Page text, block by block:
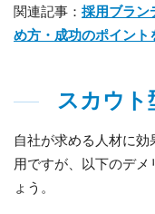
関連記事： 採用ブラン
め方・成功のポイント
スカウト
自社が求める人材に
用ですが、以下のデ
ょう。